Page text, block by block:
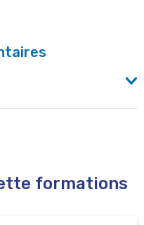
l’Europe.formations